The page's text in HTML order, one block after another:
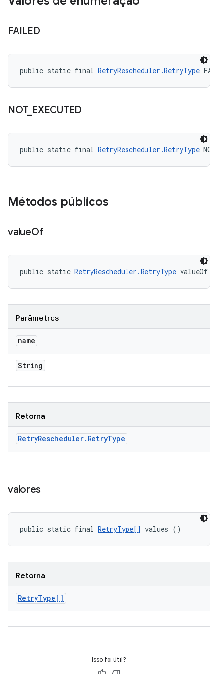
FAILED
public static final RetryRescheduler.RetryType
NOT_ EXECUTED
public static final RetryRescheduler.RetryType
Métodos públicos
valueOf
public static RetryRescheduler.RetryType valueOf
Parâmetros
name
String
Retorna
RetryRescheduler. RetryType
valores
public static final RetryType[] values ()
Retorna
RetryType[]
Isso foi útil?